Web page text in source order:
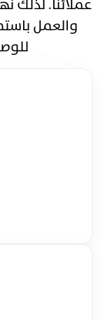
عملائنا. لذلك
والعمل